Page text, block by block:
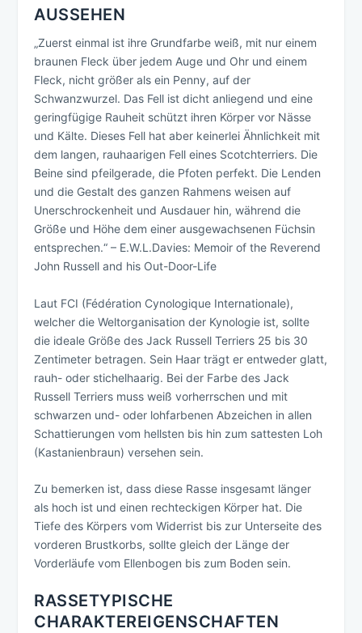
AUSSEHEN
„Zuerst einmal ist ihre Grundfarbe weiß, mit nur einem
braunen Fleck über jedem Auge und Ohr und einem
Fleck, nicht größer als ein Penny, auf der
Schwanzwurzel. Das Fell ist dicht anliegend und eine
geringfügige Rauheit schützt ihren Körper vor Nässe
und Kälte. Dieses Fell hat aber keinerlei Ähnlichkeit mit
dem langen, rauhaarigen Fell eines Scotchterriers. Die
Beine sind pfeilgerade, die Pfoten perfekt. Die Lenden
und die Gestalt des ganzen Rahmens weisen auf
Unerschrockenheit und Ausdauer hin, während die
Größe und Höhe dem einer ausgewachsenen Füchsin
entsprechen.“ – E.W.L.Davies: Memoir of the Reverend
John Russell and his Out-Door-Life
Laut FCI (Fédération Cynologique Internationale),
welcher die Weltorganisation der Kynologie ist, sollte
die ideale Größe des Jack Russell Terriers 25 bis 30
Zentimeter betragen. Sein Haar trägt er entweder glatt,
rauh- oder stichelhaarig. Bei der Farbe des Jack
Russell Terriers muss weiß vorherrschen und mit
schwarzen und- oder lohfarbenen Abzeichen in allen
Schattierungen vom hellsten bis hin zum sattesten Loh
(Kastanienbraun) versehen sein.
Zu bemerken ist, dass diese Rasse insgesamt länger
als hoch ist und einen rechteckigen Körper hat. Die
Tiefe des Körpers vom Widerrist bis zur Unterseite des
vorderen Brustkorbs, sollte gleich der Länge der
Vorderläufe vom Ellenbogen bis zum Boden sein.
RASSETYPISCHE
CHARAKTEREIGENSCHAFTEN